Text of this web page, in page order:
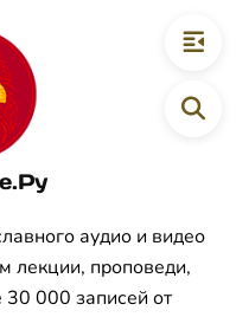
аудио и видео
лекции, проповеди,
000 записей от